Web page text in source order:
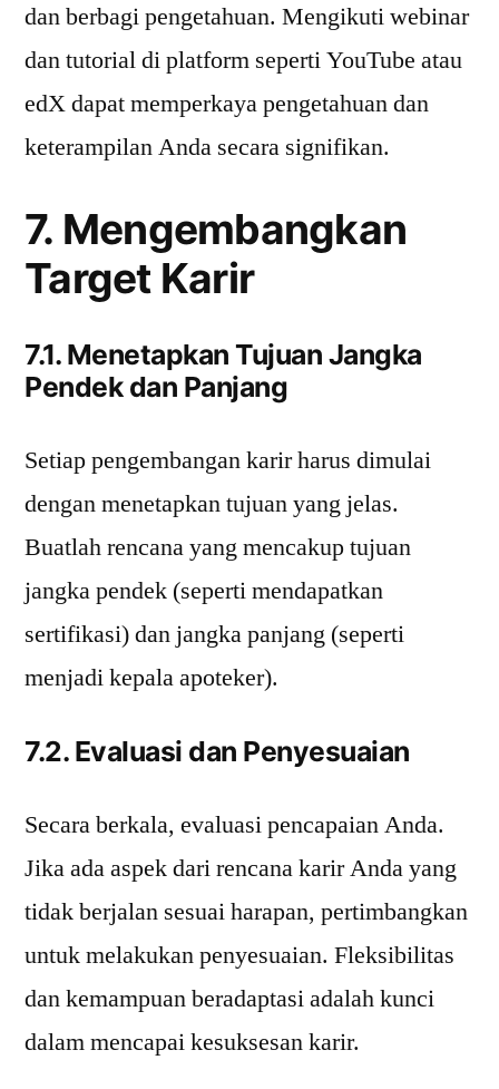
dan berbagi pengetahuan. Mengikuti webinar
dan tutorial di platform seperti YouTube atau
edX dapat memperkaya pengetahuan dan
keterampilan Anda secara signifikan.
7. Mengembangkan
Target Karir
7.1. Menetapkan Tujuan Jangka
Pendek dan Panjang
Setiap pengembangan karir harus dimulai
dengan menetapkan tujuan yang jelas.
Buatlah rencana yang mencakup tujuan
jangka pendek (seperti mendapatkan
sertifikasi) dan jangka panjang (seperti
menjadi kepala apoteker).
7.2. Evaluasi dan Penyesuaian
Secara berkala, evaluasi pencapaian Anda.
Jika ada aspek dari rencana karir Anda yang
tidak berjalan sesuai harapan, pertimbangkan
untuk melakukan penyesuaian. Fleksibilitas
dan kemampuan beradaptasi adalah kunci
dalam mencapai kesuksesan karir.